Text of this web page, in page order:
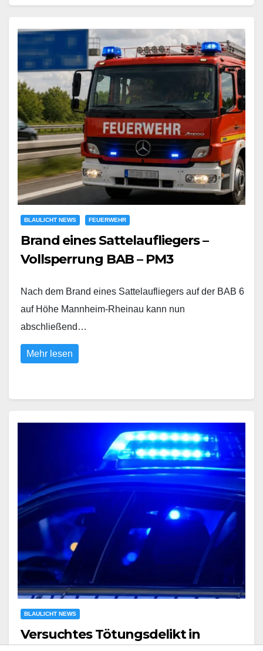
BLAULICHT NEWS FEUERWEHR
Brand eines Sattelaufliegers –
Vollsperrung BAB – PM3
Nach dem Brand eines Sattelaufliegers auf der BAB 6
auf Höhe Mannheim-Rheinau kann nun
abschließend…
Mehr lesen
BLAULICHT NEWS
Versuchtes Tötungsdelikt in